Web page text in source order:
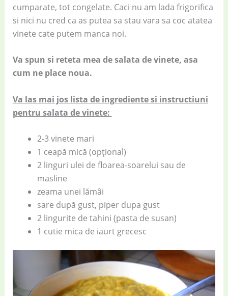
cumparate, tot congelate. Caci nu am lada frigorifica
si nici nu cred ca as putea sa stau vara sa coc atatea
vinete cate putem manca noi.
Va spun si reteta mea de salata de vinete, asa
cum ne place noua.
Va las mai jos lista de ingrediente si instructiuni
pentru salata de vinete:
2-3 vinete mari
1 ceapă mică (opțional)
2 linguri ulei de floarea-soarelui sau de
masline
zeama unei lămâi
sare după gust, piper dupa gust
2 lingurite de tahini (pasta de susan)
1 cutie mica de iaurt grecesc